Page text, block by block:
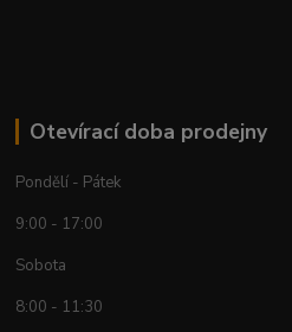
Otevírací doba prodejny
Pondělí - Pátek
9:00 - 17:00
Sobota
8:00 - 11:30